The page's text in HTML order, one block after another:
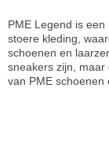
PME Legend is
stoere kleding,
schoenen en
sneakers zijn,
van PME schoenen